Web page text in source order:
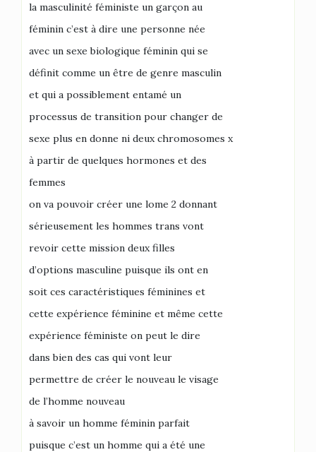
la masculinité féministe un garçon au
féminin c’est à dire une personne née
avec un sexe biologique féminin qui se
définit comme un être de genre masculin
et qui a possiblement entamé un
processus de transition pour changer de
sexe plus en donne ni deux chromosomes x
à partir de quelques hormones et des
femmes
on va pouvoir créer une lome 2 donnant
sérieusement les hommes trans vont
revoir cette mission deux filles
d’options masculine puisque ils ont en
soit ces caractéristiques féminines et
cette expérience féminine et même cette
expérience féministe on peut le dire
dans bien des cas qui vont leur
permettre de créer le nouveau le visage
de l’homme nouveau
à savoir un homme féminin parfait
puisque c’est un homme qui a été une